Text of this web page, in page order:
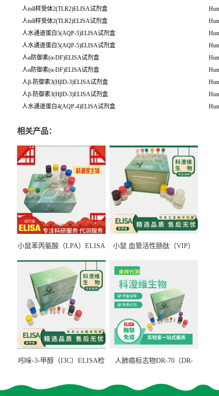
人toll样受体2(TLR2)ELISA试剂盒
人toll样受体2(TLR2)ELISA试剂盒
人水通道蛋白5(AQP-5)ELISA试剂盒
人水通道蛋白5(AQP-5)ELISA试剂盒
人α防御素(α-DF)ELISA试剂盒
人α防御素(α-DF)ELISA试剂盒
人β-防御素3(HβD-3)ELISA试剂盒
人β-防御素3(HβD-3)ELISA试剂盒
人水通道蛋白4(AQP-4)ELISA试剂盒
相关产品：
小鼠苯丙氨酸（LPA）ELISA
小鼠 血管活性肠肽（VIP）
吲哚-3-甲醇（I3C）ELISA检
人肺癌标志物DR-70（DR-